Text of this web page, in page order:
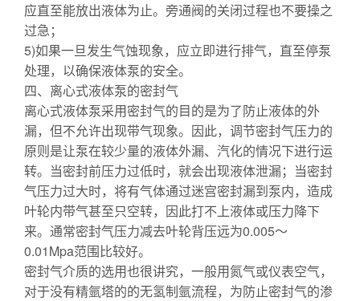
应直至能放出液体为止。旁通阀的关闭过程也不要操之
过急；
5)如果一旦发生气蚀现象，应立即进行排气，直至停泵
处理，以确保液体泵的安全。
四、离心式液体泵的密封气
离心式液体泵采用密封气的目的是为了防止液体的外
漏，但不允许出现带气现象。因此，调节密封气压力的
原则是让泵在较少量的液体外漏、汽化的情况下进行运
转。当密封前压力过低时，就会出现液体泄漏；当密封
气压力过大时，将有气体通过迷宫密封漏到泵内，造成
叶轮内带气甚至只空转，因此打不上液体或压力降下
来。通常密封气压力减去叶轮背压远为0.005～
0.01Mpa范围比较好。
密封气介质的选用也很讲究，一般用氮气或仪表空气，
对于没有精氩塔的的无氢制氩流程，为防止密封气的渗